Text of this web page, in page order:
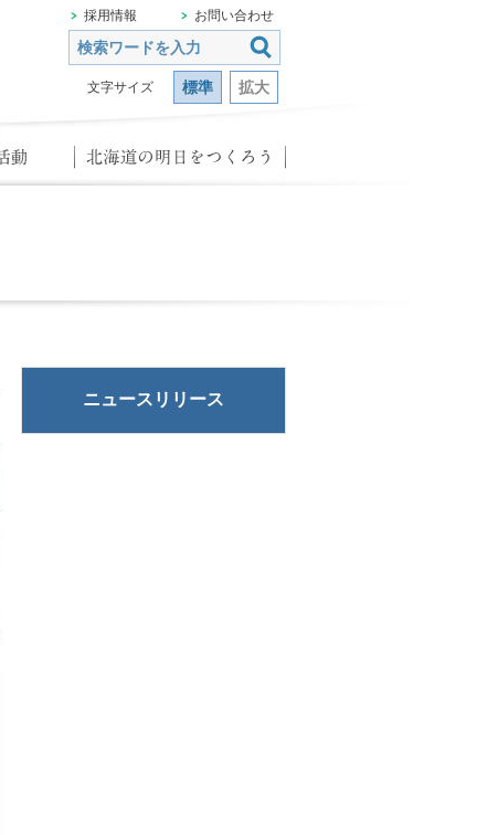
文字サイズ 標準 拡大
採用情報 お問い合わせ
ニュースリリース